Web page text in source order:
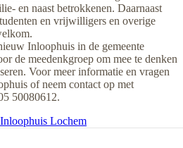
en naast betrokkenen. Daarnaast
en vrijwilligers en overige
Inloophuis in de gemeente
de meedenkgroep om mee te denken
Voor meer informatie en vragen
of neem contact op met
50080612.
Lochem